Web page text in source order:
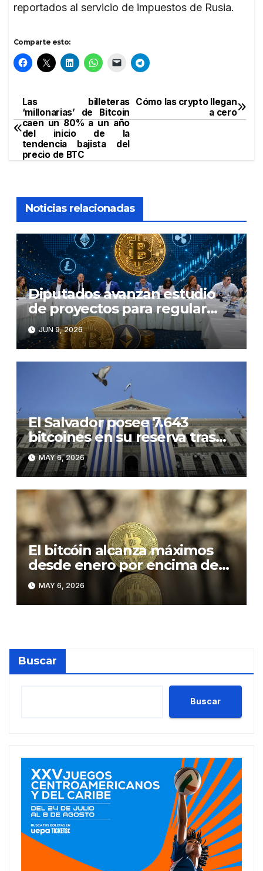
reportados al servicio de impuestos de Rusia.
Comparte esto:
Navegación
de
entradas
Cómo las crypto llegan
a cero
Las billeteras
‘millonarias’ de Bitcoin
caen un 80% a un año
del inicio de la
tendencia bajista del
precio de BTC
Noticias relacionadas
Diputados avanzan estudio
de proyectos para regular
criptomonedas
JUN 9, 2026
El Salvador posee 7.643
bitcoines en su reserva tras
comprar 1.633 monedas en
2025 y 2026
MAY 6, 2026
El bitcóin alcanza máximos
desde enero por encima de
los 81.000 dólares
MAY 6, 2026
Buscar
Buscar